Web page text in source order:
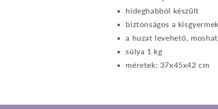
hideghabból készült
biztonságos a
a huzat levehető,
súlya 1 kg
méretek: 37x45x42 cm